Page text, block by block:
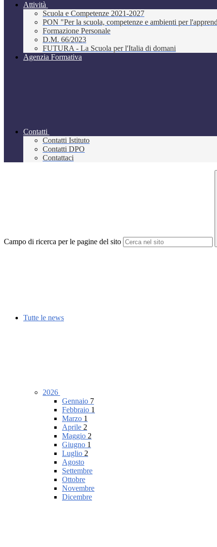
Attività
Scuola e Competenze 2021-2027
PON "Per la scuola, competenze e ambienti per
Formazione Personale
D.M. 66/2023
FUTURA - La Scuola per l'Italia di domani
Agenzia Formativa
Contatti
Contatti Istituto
Contatti DPO
Contattaci
Campo di ricerca per le pagine del sito
Tutte le news
2026
Gennaio 7
Febbraio 1
Marzo 1
Aprile 2
Maggio 2
Giugno 1
Luglio 2
Agosto
Settembre
Ottobre
Novembre
Dicembre